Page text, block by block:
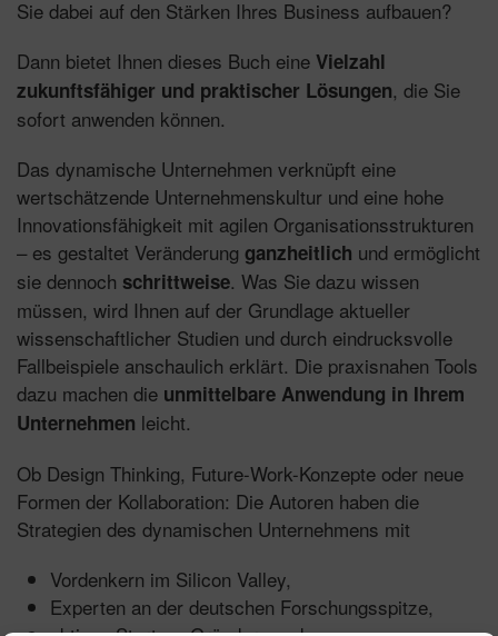
Sie dabei auf den Stärken Ihres Business aufbauen?
Dann bietet Ihnen dieses Buch eine Vielzahl
zukunftsfähiger und praktischer Lösungen, die Sie
sofort anwenden können.
Das dynamische Unternehmen verknüpft eine
wertschätzende Unternehmenskultur und eine hohe
Innovationsfähigkeit mit agilen Organisationsstrukturen
– es gestaltet Veränderung ganzheitlich und ermöglicht
sie dennoch schrittweise. Was Sie dazu wissen
müssen, wird Ihnen auf der Grundlage aktueller
wissenschaftlicher Studien und durch eindrucksvolle
Fallbeispiele anschaulich erklärt. Die praxisnahen Tools
dazu machen die unmittelbare Anwendung in Ihrem
Unternehmen leicht.
Ob Design Thinking, Future-Work-Konzepte oder neue
Formen der Kollaboration: Die Autoren haben die
Strategien des dynamischen Unternehmens mit
Vordenkern im Silicon Valley,
Experten an der deutschen Forschungsspitze,